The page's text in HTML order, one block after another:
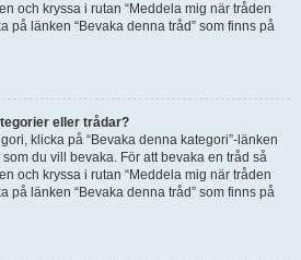
och kryssa i rutan “Meddela mig när tråden
på länken “Bevaka denna tråd” som finns på
eller trådar?
klicka på “Bevaka denna kategori”-länken
du vill bevaka. För att bevaka en tråd så
och kryssa i rutan “Meddela mig när tråden
på länken “Bevaka denna tråd” som finns på